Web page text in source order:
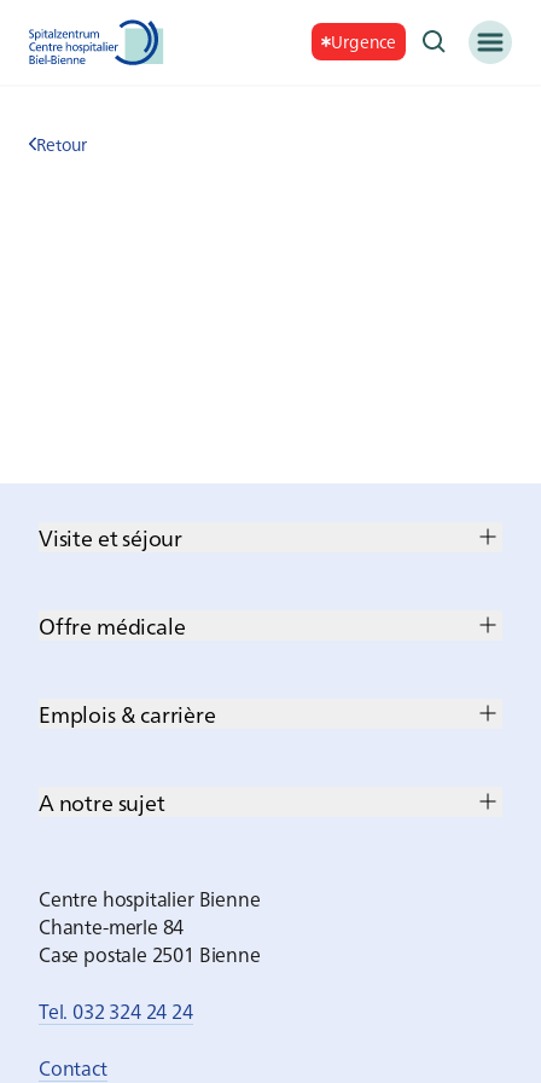
Urgence
Retour
Visite et séjour
Offre médicale
Emplois & carrière
A notre sujet
Centre hospitalier Bienne
Chante-merle 84
Case postale 2501 Bienne
Tel. 032 324 24 24
Contact